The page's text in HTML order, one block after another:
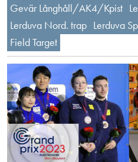
Gevär Långhåll/AK4/Kpist
Lerduva Nord. trap Lerduva
Field Target